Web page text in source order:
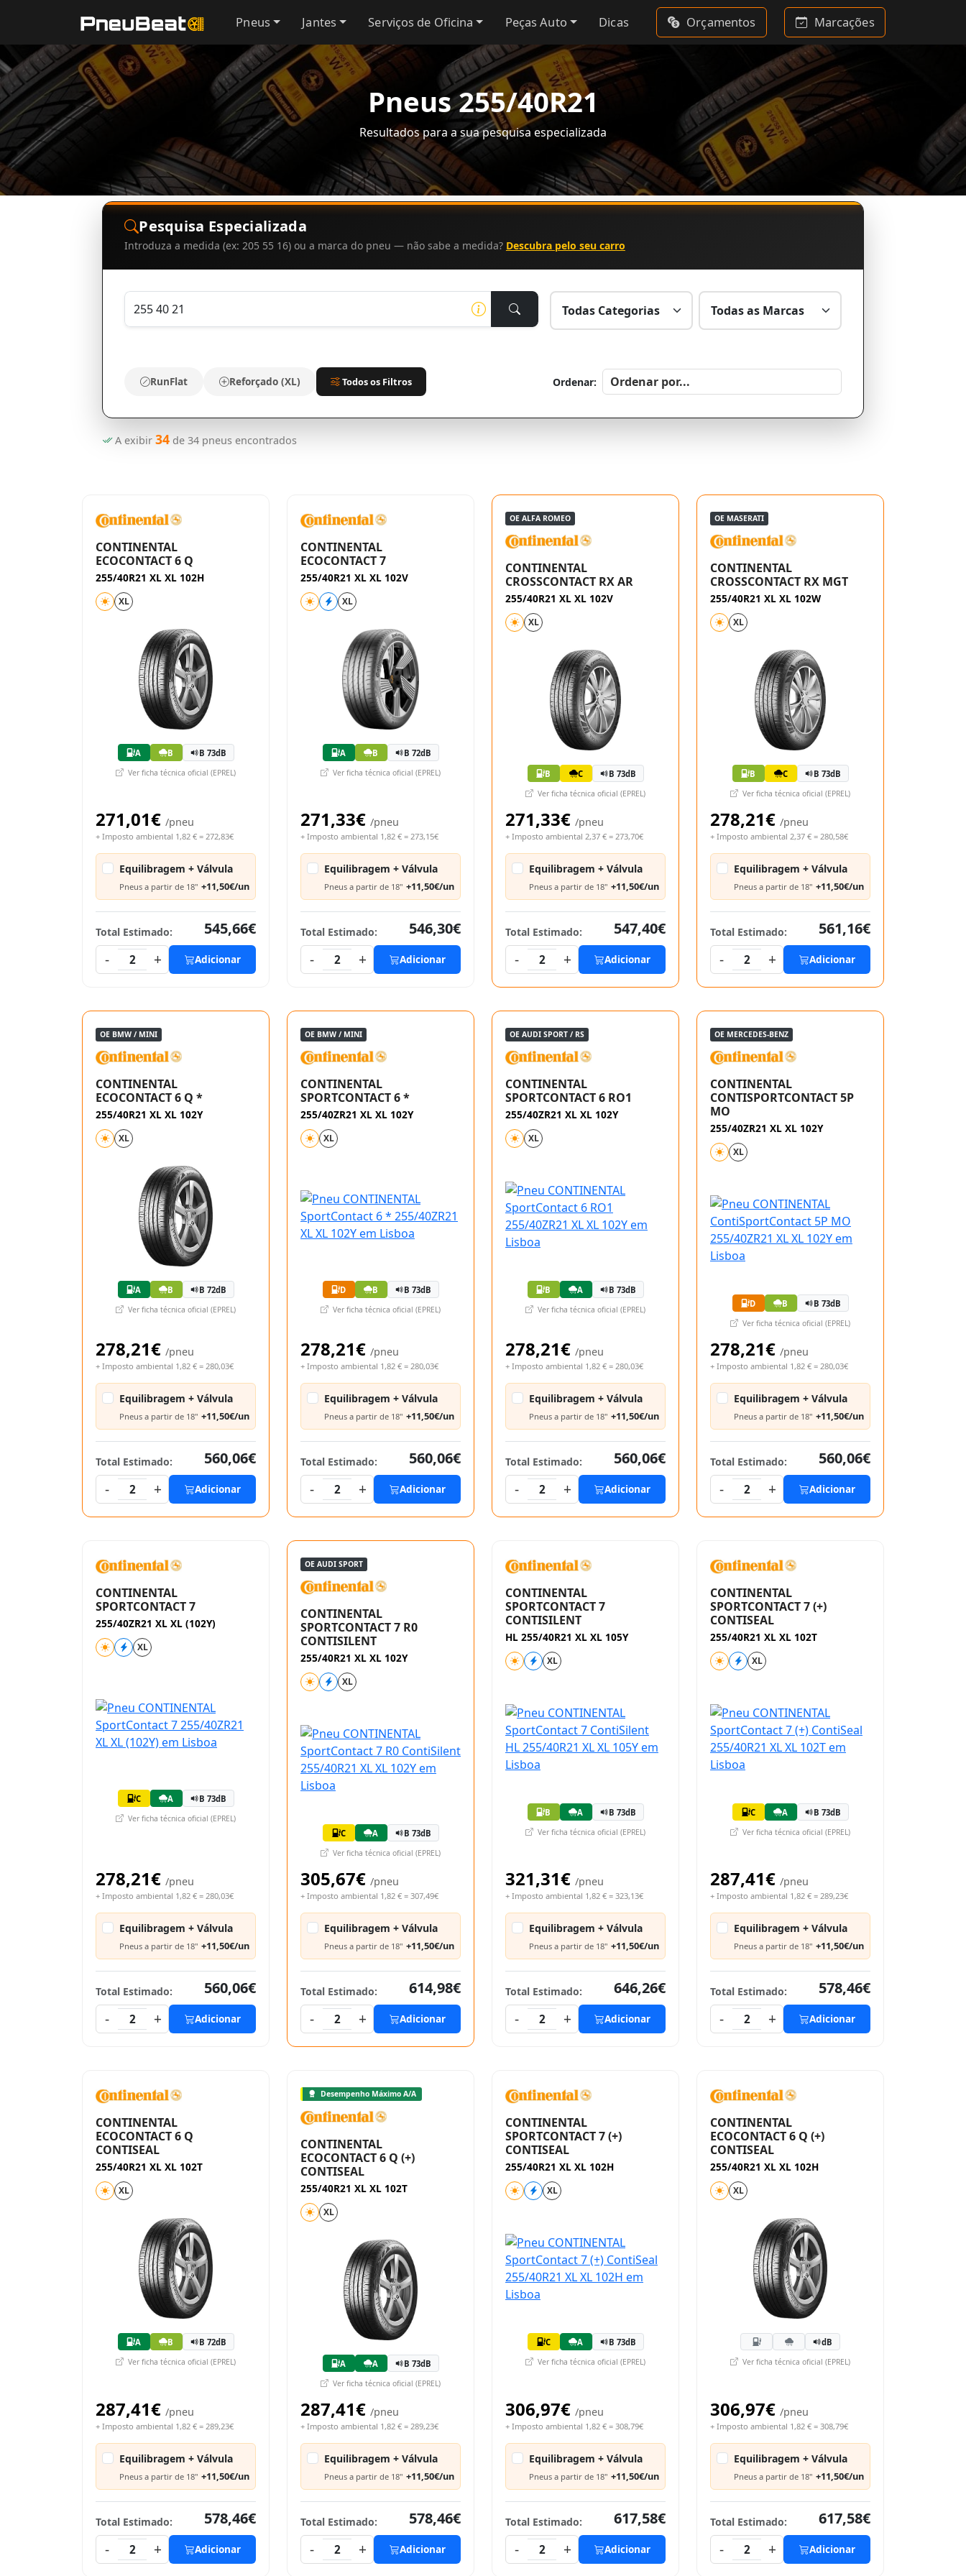
Pneus Jantes Serviços de Oficina Peças Auto Dicas Orçamentos Marcações
Pneus 255/40R21
Resultados para a sua pesquisa especializada
Pesquisa Especializada
Introduza a medida (ex: 205 55 16) ou a marca do pneu — não sabe a medida? Descubra pelo seu carro
RunFlat Reforçado (XL) Todos os Filtros Ordenar:
A exibir 34de 34pneus encontrados
CONTINENTAL
ECOCONTACT 6 Q
255/40R21 XL XL 102H
XL
A B B 73dB
Ver ficha técnica oficial (EPREL)
271,01€ /pneu
+ Imposto ambiental 1,82 € = 272,83€
Equilibragem + Válvula
Pneus a partir de 18" +11,50€/un
Total Estimado:
545,66€
-
2 + Adicionar
CONTINENTAL
ECOCONTACT 7
255/40R21 XL XL 102V
XL
A B B 72dB
Ver ficha técnica oficial (EPREL)
271,33€ /pneu
+ Imposto ambiental 1,82 € = 273,15€
Equilibragem + Válvula
Pneus a partir de 18" +11,50€/un
Total Estimado:
546,30€
-
2 + Adicionar
OE ALFA ROMEO
CONTINENTAL
CROSSCONTACT RX AR
255/40R21 XL XL 102V
XL
B C B 73dB
Ver ficha técnica oficial (EPREL)
271,33€ /pneu
+ Imposto ambiental 2,37 € = 273,70€
Equilibragem + Válvula
Pneus a partir de 18" +11,50€/un
Total Estimado:
547,40€
-
2 + Adicionar
OE MASERATI
CONTINENTAL
CROSSCONTACT RX MGT
255/40R21 XL XL 102W
XL
B C B 73dB
Ver ficha técnica oficial (EPREL)
278,21€ /pneu
+ Imposto ambiental 2,37 € = 280,58€
Equilibragem + Válvula
Pneus a partir de 18" +11,50€/un
Total Estimado:
561,16€
-
2 + Adicionar
OE BMW / MINI
CONTINENTAL
ECOCONTACT 6 Q *
255/40R21 XL XL 102Y
XL
A B B 72dB
Ver ficha técnica oficial (EPREL)
278,21€ /pneu
+ Imposto ambiental 1,82 € = 280,03€
Equilibragem + Válvula
Pneus a partir de 18" +11,50€/un
Total Estimado:
560,06€
-
2 + Adicionar
OE BMW / MINI
CONTINENTAL
SPORTCONTACT 6 *
255/40ZR21 XL XL 102Y
XL
D B B 73dB
Ver ficha técnica oficial (EPREL)
278,21€ /pneu
+ Imposto ambiental 1,82 € = 280,03€
Equilibragem + Válvula
Pneus a partir de 18" +11,50€/un
Total Estimado:
560,06€
-
2 + Adicionar
OE AUDI SPORT / RS
CONTINENTAL
SPORTCONTACT 6 RO1
255/40ZR21 XL XL 102Y
XL
B A B 73dB
Ver ficha técnica oficial (EPREL)
278,21€ /pneu
+ Imposto ambiental 1,82 € = 280,03€
Equilibragem + Válvula
Pneus a partir de 18" +11,50€/un
Total Estimado:
560,06€
-
2 + Adicionar
OE MERCEDES-BENZ
CONTINENTAL
CONTISPORTCONTACT 5P
MO
255/40ZR21 XL XL 102Y
XL
D B B 73dB
Ver ficha técnica oficial (EPREL)
278,21€ /pneu
+ Imposto ambiental 1,82 € = 280,03€
Equilibragem + Válvula
Pneus a partir de 18" +11,50€/un
Total Estimado:
560,06€
-
2 + Adicionar
CONTINENTAL
SPORTCONTACT 7
255/40ZR21 XL XL (102Y)
XL
C A B 73dB
Ver ficha técnica oficial (EPREL)
278,21€ /pneu
+ Imposto ambiental 1,82 € = 280,03€
Equilibragem + Válvula
Pneus a partir de 18" +11,50€/un
Total Estimado:
560,06€
-
2 + Adicionar
OE AUDI SPORT
CONTINENTAL
SPORTCONTACT 7 R0
CONTISILENT
255/40R21 XL XL 102Y
XL
C A B 73dB
Ver ficha técnica oficial (EPREL)
305,67€ /pneu
+ Imposto ambiental 1,82 € = 307,49€
Equilibragem + Válvula
Pneus a partir de 18" +11,50€/un
Total Estimado:
614,98€
-
2 + Adicionar
CONTINENTAL
SPORTCONTACT 7
CONTISILENT
HL 255/40R21 XL XL 105Y
XL
B A B 73dB
Ver ficha técnica oficial (EPREL)
321,31€ /pneu
+ Imposto ambiental 1,82 € = 323,13€
Equilibragem + Válvula
Pneus a partir de 18" +11,50€/un
Total Estimado:
646,26€
-
2 + Adicionar
CONTINENTAL
SPORTCONTACT 7 (+)
CONTISEAL
255/40R21 XL XL 102T
XL
C A B 73dB
Ver ficha técnica oficial (EPREL)
287,41€ /pneu
+ Imposto ambiental 1,82 € = 289,23€
Equilibragem + Válvula
Pneus a partir de 18" +11,50€/un
Total Estimado:
578,46€
-
2 + Adicionar
CONTINENTAL
ECOCONTACT 6 Q
CONTISEAL
255/40R21 XL XL 102T
XL
A B B 72dB
Ver ficha técnica oficial (EPREL)
287,41€ /pneu
+ Imposto ambiental 1,82 € = 289,23€
Equilibragem + Válvula
Pneus a partir de 18" +11,50€/un
Total Estimado:
578,46€
-
2 + Adicionar
Desempenho Máximo A/A
CONTINENTAL
ECOCONTACT 6 Q (+)
CONTISEAL
255/40R21 XL XL 102T
XL
A A B 73dB
Ver ficha técnica oficial (EPREL)
287,41€ /pneu
+ Imposto ambiental 1,82 € = 289,23€
Equilibragem + Válvula
Pneus a partir de 18" +11,50€/un
Total Estimado:
578,46€
-
2 + Adicionar
CONTINENTAL
SPORTCONTACT 7 (+)
CONTISEAL
255/40R21 XL XL 102H
XL
C A B 73dB
Ver ficha técnica oficial (EPREL)
306,97€ /pneu
+ Imposto ambiental 1,82 € = 308,79€
Equilibragem + Válvula
Pneus a partir de 18" +11,50€/un
Total Estimado:
617,58€
-
2 + Adicionar
CONTINENTAL
ECOCONTACT 6 Q (+)
CONTISEAL
255/40R21 XL XL 102H
XL
dB
Ver ficha técnica oficial (EPREL)
306,97€ /pneu
+ Imposto ambiental 1,82 € = 308,79€
Equilibragem + Válvula
Pneus a partir de 18" +11,50€/un
Total Estimado:
617,58€
-
2 + Adicionar